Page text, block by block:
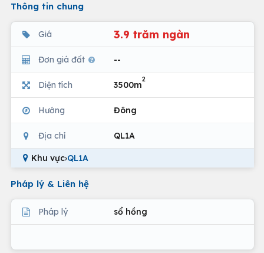
Thông tin chung
Giá 3.9 trăm ngàn
Đơn giá đất --
Diện tích 3500m
2
Hướng Đông
Địa chỉ QL1A
Khu vực›QL1A
Pháp lý & Liên hệ
Pháp lý sổ hồng